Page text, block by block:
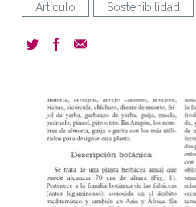
Artículo Sostenibilidad